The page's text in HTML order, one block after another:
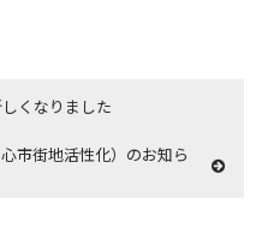
くなりました
市街地活性化）のお知ら